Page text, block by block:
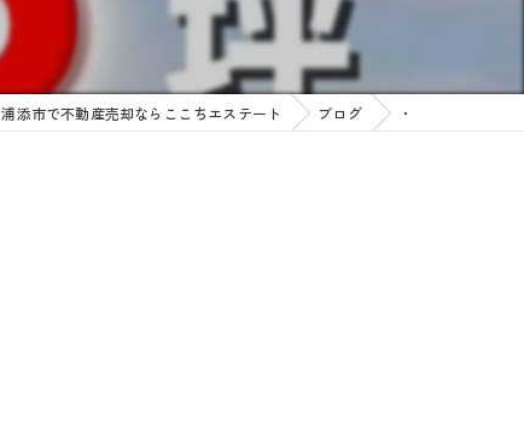
住み替え
管理
浦添市で不動産売却ならここちエステート ブログ ・